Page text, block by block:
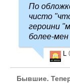
По
чисто
героини
более-мен
L
Бывшие.